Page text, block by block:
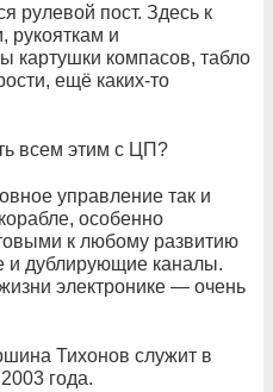
рулевой пост. Здесь к
рукояткам и
картушки компасов, табло
ещё каких-то
всем этим с ЦП?
управление так и
особенно
к любому развитию
и дублирующие каналы.
электронике — очень
Тихонов служит в
года.